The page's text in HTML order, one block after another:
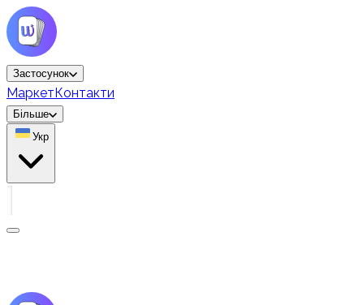
Застосунок
МаркетКонтакти
Більше
Укр